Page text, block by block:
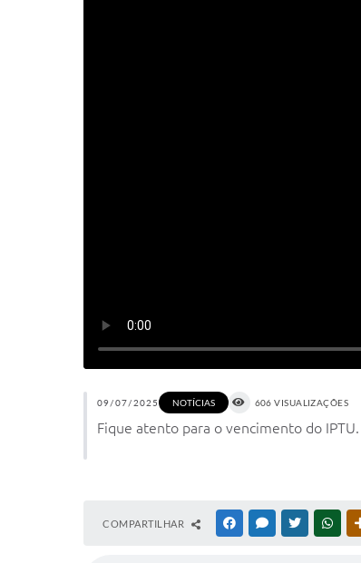
09/07/2025 NOTÍCIAS 606 VISUALIZAÇÕES
Fique atento para o vencimento do IPTU.
COMPARTILHAR FACEBOOKMESSENGER
TWITTER